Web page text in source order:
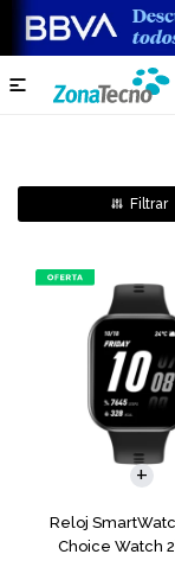

Reloj
Choice Watch